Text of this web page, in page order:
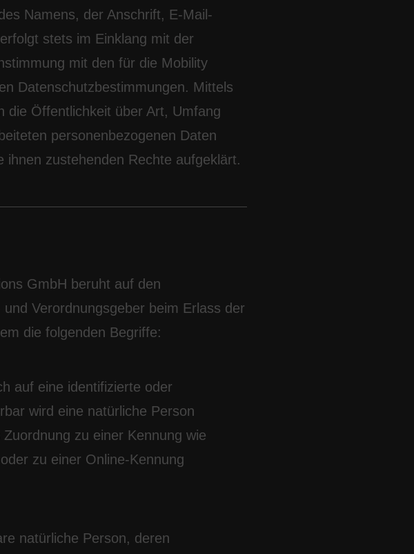
Namens, der Anschrift, E-Mail-
stets im Einklang mit der
mit den für die Mobility
Datenschutzbestimmungen. Mittels
die Öffentlichkeit über Art, Umfang
personenbezogenen Daten
zustehenden Rechte aufgeklärt.
GmbH beruht auf den
Verordnungsgeber beim Erlass der
die folgenden Begriffe:
auf eine identifizierte oder
wird eine natürliche Person
zu einer Kennung wie
zu einer Online-Kennung
natürliche Person, deren